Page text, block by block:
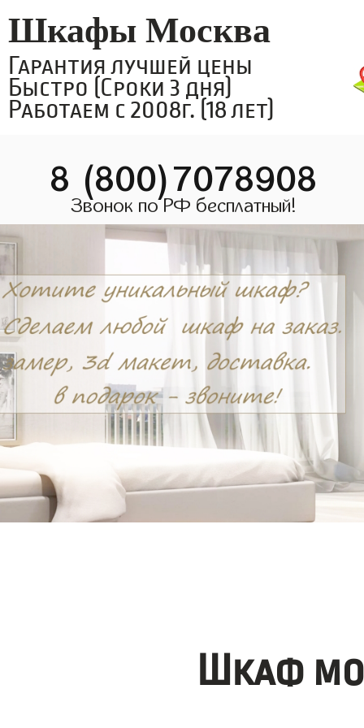
Шкафы Москва
Гарантия лучшей цены
Быстро (Сроки 3 дня)
Работаем с 2008г. (18 лет)
8 (800)7078908
Звонок по РФ бесплатный!
Шкаф